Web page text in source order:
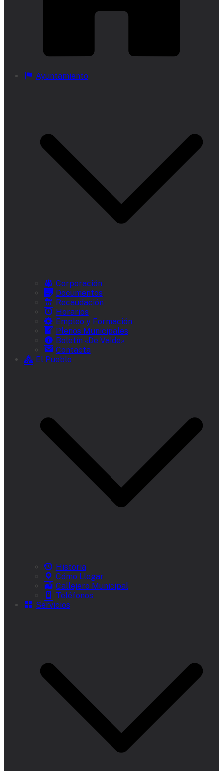
Ayuntamiento
Corporación
Documentos
Recaudación
Horarios
Empleo y Formación
Plenos Municipales
Boletín «De Valde»
Contacta
El Pueblo
Historia
Cómo Llegar
Callejero Municipal
Teléfonos
Servicios